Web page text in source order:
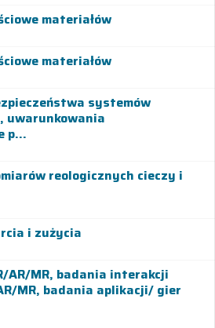
materiałów
materiałów
systemów
p...
reologicznych cieczy i
i zużycia
AR/MR, badania interakcji
MR, badania aplikacji/ gier